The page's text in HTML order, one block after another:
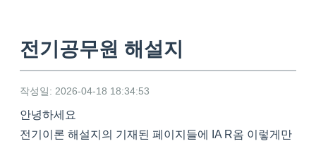
전기공무원 해설지
작성일: 2026-04-18 18:34:53
안녕하세요
전기이론 해설지의 기재된 페이지들에 IA R옴 이렇게만